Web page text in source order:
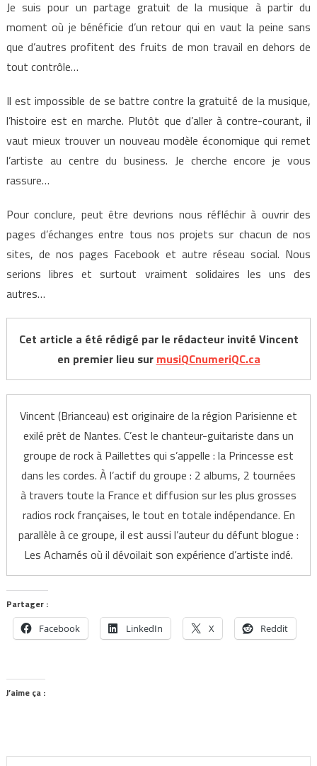
Je suis pour un partage gratuit de la musique à partir du
moment où je bénéficie d’un retour qui en vaut la peine sans
que d’autres profitent des fruits de mon travail en dehors de
tout contrôle…
Il est impossible de se battre contre la gratuité de la musique,
l’histoire est en marche. Plutôt que d’aller à contre-courant, il
vaut mieux trouver un nouveau modèle économique qui remet
l’artiste au centre du business. Je cherche encore je vous
rassure…
Pour conclure, peut être devrions nous réfléchir à ouvrir des
pages d’échanges entre tous nos projets sur chacun de nos
sites, de nos pages Facebook et autre réseau social. Nous
serions libres et surtout vraiment solidaires les uns des
autres…
Cet article a été rédigé par le rédacteur invité Vincent
en premier lieu sur musiQCnumeriQC.ca
Vincent (Brianceau) est originaire de la région Parisienne et
exilé prêt de Nantes. C’est le chanteur-guitariste dans un
groupe de rock à Paillettes qui s’appelle : la Princesse est
dans les cordes. À l’actif du groupe : 2 albums, 2 tournées
à travers toute la France et diffusion sur les plus grosses
radios rock françaises, le tout en totale indépendance. En
parallèle à ce groupe, il est aussi l’auteur du défunt blogue :
Les Acharnés où il dévoilait son expérience d’artiste indé.
Partager :
Facebook LinkedIn X Reddit
J’aime ça :